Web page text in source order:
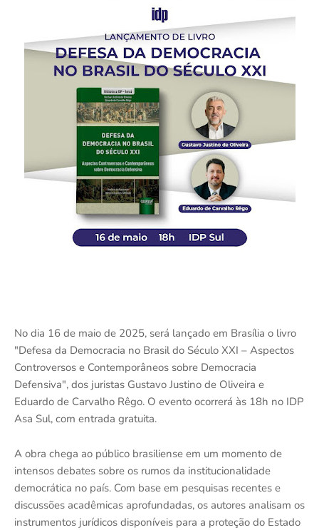
No dia 16 de maio de 2025, será lançado em Brasília o livro
"Defesa da Democracia no Brasil do Século XXI – Aspectos
Controversos e Contemporâneos sobre Democracia
Defensiva", dos juristas Gustavo Justino de Oliveira e
Eduardo de Carvalho Rêgo. O evento ocorrerá às 18h no IDP
Asa Sul, com entrada gratuita.
A obra chega ao público brasiliense em um momento de
intensos debates sobre os rumos da institucionalidade
democrática no país. Com base em pesquisas recentes e
discussões acadêmicas aprofundadas, os autores analisam os
instrumentos jurídicos disponíveis para a proteção do Estado